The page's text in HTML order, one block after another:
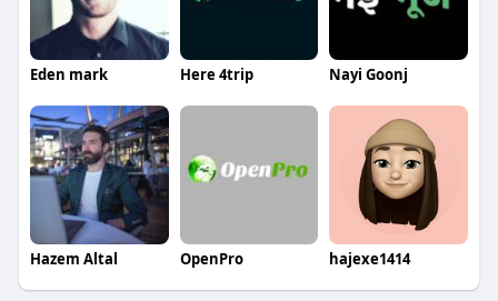
Eden mark Here 4trip Nayi Goonj
Hazem Altal OpenPro hajexe1414